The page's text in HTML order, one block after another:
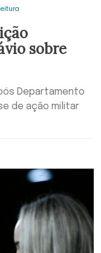
sobre
Departamento
de ação militar